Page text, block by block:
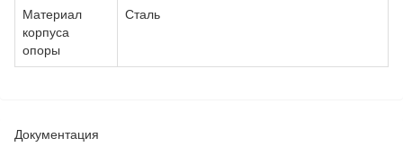
Материал
корпуса
опоры
Сталь
Документация